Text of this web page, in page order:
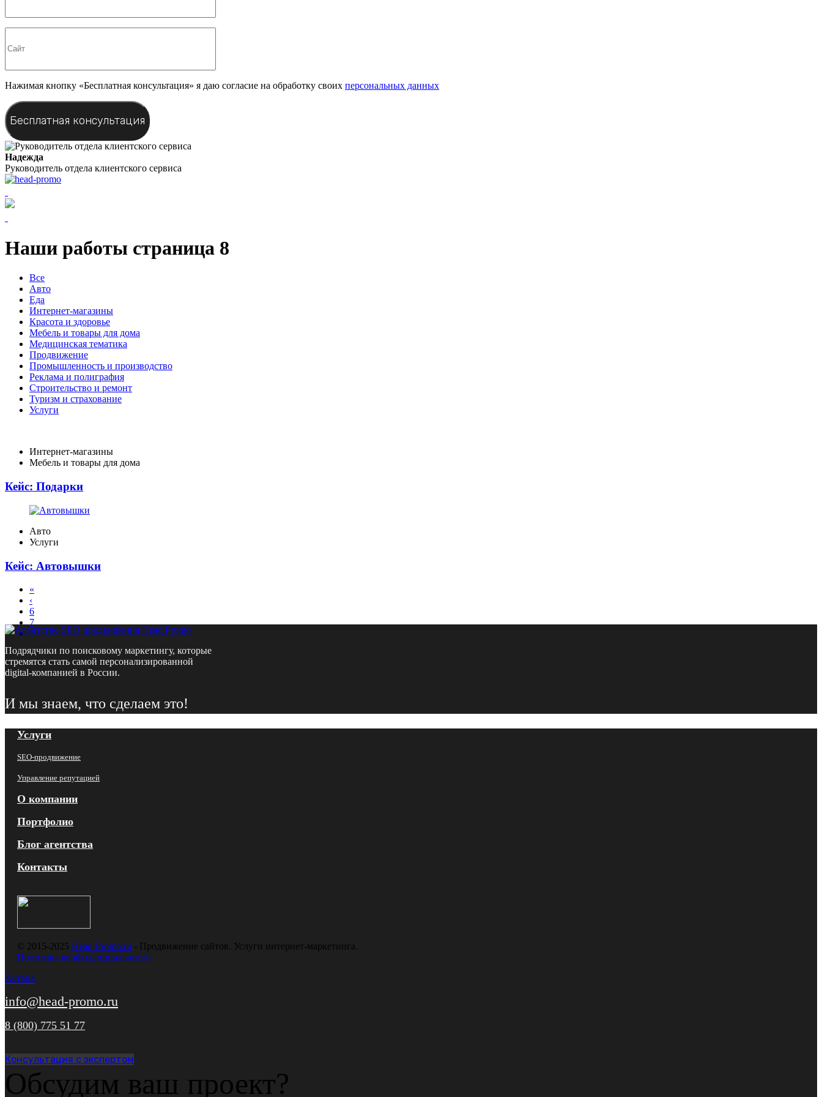
Нажимая кнопку «Бесплатная консультация» я даю согласие на обработку своих персональных данных
Надежда
Руководитель отдела клиентского сервиса
Наши работы cтраница 8
Все
Авто
Еда
Интернет-магазины
Красота и здоровье
Мебель и товары для дома
Медицинская тематика
Продвижение
Промышленность и производство
Реклама и полиграфия
Строительство и ремонт
Туризм и страхование
Услуги
Интернет-магазины
Мебель и товары для дома
Кейс: Подарки
Авто
Услуги
Кейс: Автовышки
«
‹
6
7
8
Подрядчики по поисковому маркетингу, которые
стремятся стать самой персонализированной
digital-компанией в России.
И мы знаем, что сделаем это!
Услуги
SEO-продвижение
Управление репутацией
О компании
Портфолио
Блог агентства
Контакты
© 2015-2025 Head-Promo.ru - Продвижение сайтов. Услуги интернет-маркетинга.
Политика конфиденциальности
Астана
info@head-promo.ru
8 (800) 775 51 77
Консультация с экспертом
Обсудим ваш проект?